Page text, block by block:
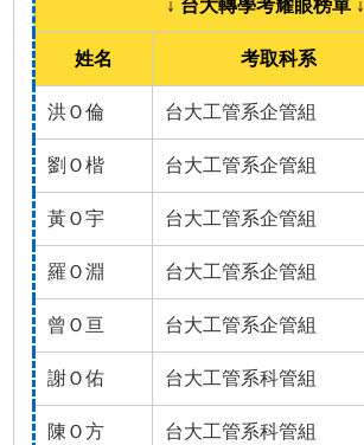
↓ 台大轉學考耀眼榜單 ↓
姓名 考取科系
洪Ｏ倫 台大工管系企管組
劉Ｏ楷 台大工管系企管組
黃Ｏ宇 台大工管系企管組
羅Ｏ淵 台大工管系企管組
曾Ｏ亘 台大工管系企管組
謝Ｏ佑 台大工管系科管組
陳Ｏ方 台大工管系科管組